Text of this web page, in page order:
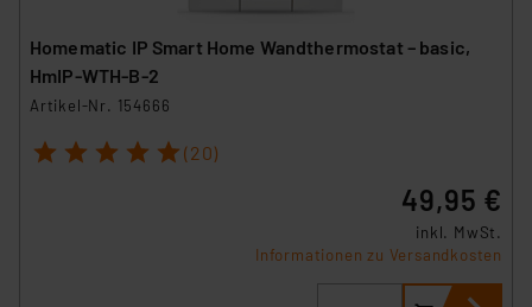
Homematic IP Smart Home Wandthermostat – basic,
HmIP-WTH-B-2
Artikel-Nr. 154666
1 2 3 4 5 (20)
49,95 €
inkl. MwSt.
Informationen zu Versandkosten